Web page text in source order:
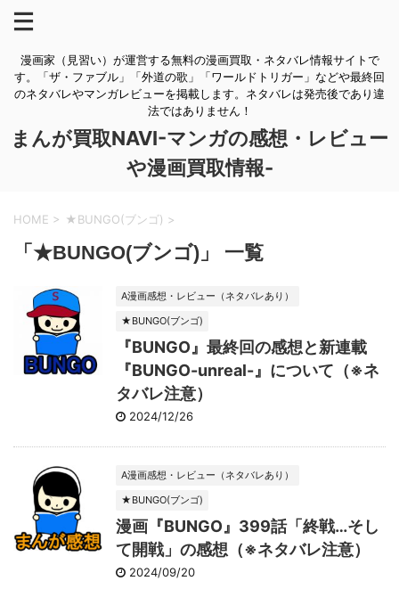
漫画家（見習い）が運営する無料の漫画買取・ネタバレ情報サイトで
す。「ザ・ファブル」「外道の歌」「ワールドトリガー」などや最終回
のネタバレやマンガレビューを掲載します。ネタバレは発売後であり違
法ではありません！
まんが買取NAVI-マンガの感想・レビュー
や漫画買取情報-
HOME > ★BUNGO(ブンゴ) >
「★BUNGO(ブンゴ)」 一覧
A漫画感想・レビュー（ネタバレあり）
★BUNGO(ブンゴ)
『BUNGO』最終回の感想と新連載
『BUNGO-unreal-』について（※ネ
タバレ注意）
2024/12/26
A漫画感想・レビュー（ネタバレあり）
★BUNGO(ブンゴ)
漫画『BUNGO』399話「終戦…そし
て開戦」の感想（※ネタバレ注意）
2024/09/20